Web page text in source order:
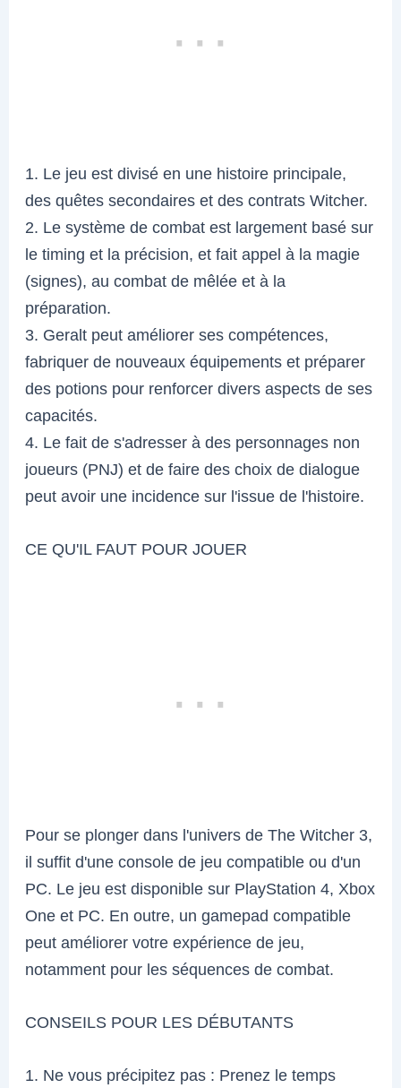
1. Le jeu est divisé en une histoire principale,
des quêtes secondaires et des contrats Witcher.
2. Le système de combat est largement basé sur
le timing et la précision, et fait appel à la magie
(signes), au combat de mêlée et à la
préparation.
3. Geralt peut améliorer ses compétences,
fabriquer de nouveaux équipements et préparer
des potions pour renforcer divers aspects de ses
capacités.
4. Le fait de s'adresser à des personnages non
joueurs (PNJ) et de faire des choix de dialogue
peut avoir une incidence sur l'issue de l'histoire.
CE QU'IL FAUT POUR JOUER
Pour se plonger dans l'univers de The Witcher 3,
il suffit d'une console de jeu compatible ou d'un
PC. Le jeu est disponible sur PlayStation 4, Xbox
One et PC. En outre, un gamepad compatible
peut améliorer votre expérience de jeu,
notamment pour les séquences de combat.
CONSEILS POUR LES DÉBUTANTS
1. Ne vous précipitez pas : Prenez le temps